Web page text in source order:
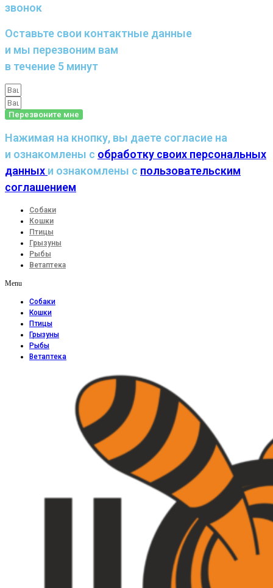
звонок
Оставьте свои контактные данные
и мы перезвоним вам
в течение 5 минут
Перезвоните мне
Нажимая на кнопку, вы даете согласие на
и ознакомлены с обработку своих персональных
данных и ознакомлены с пользовательским
соглашением
Собаки
Кошки
Птицы
Грызуны
Рыбы
Ветаптека
Menu
Собаки
Кошки
Птицы
Грызуны
Рыбы
Ветаптека